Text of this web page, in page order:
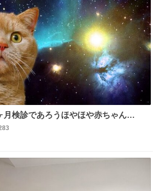
検診であろうほやほや赤ちゃん👩‍🍼
👧🏻をワンオペで連れてるママがいる
てるし逃走しないし脱走しないし逃げ